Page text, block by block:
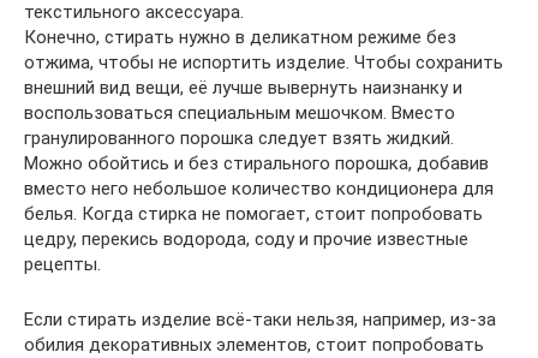
текстильного аксессуара.
Конечно, стирать нужно в деликатном режиме без
отжима, чтобы не испортить изделие. Чтобы сохранить
внешний вид вещи, её лучше вывернуть наизнанку и
воспользоваться специальным мешочком. Вместо
гранулированного порошка следует взять жидкий.
Можно обойтись и без стирального порошка, добавив
вместо него небольшое количество кондиционера для
белья. Когда стирка не помогает, стоит попробовать
цедру, перекись водорода, соду и прочие известные
рецепты.
Если стирать изделие всё-таки нельзя, например, из-за
обилия декоративных элементов, стоит попробовать